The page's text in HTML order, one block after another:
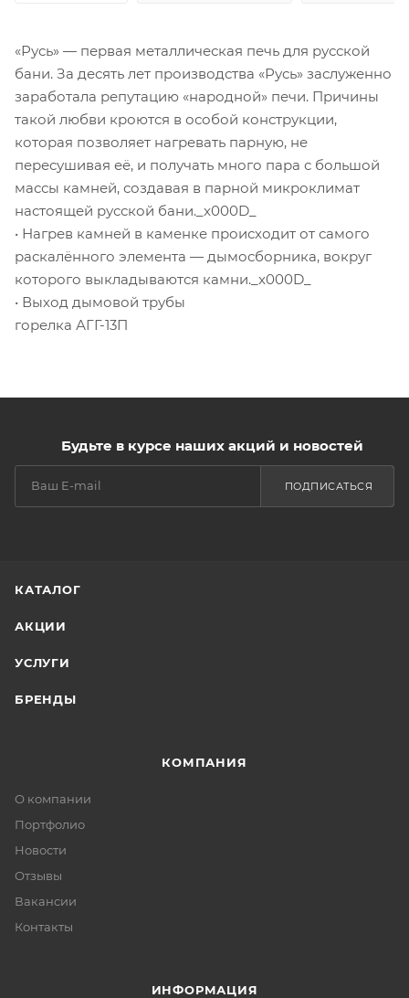
«Русь» — первая металлическая печь для русской
бани. За десять лет производства «Русь» заслуженно
заработала репутацию «народной» печи. Причины
такой любви кроются в особой конструкции,
которая позволяет нагревать парную, не
пересушивая её, и получать много пара с большой
массы камней, создавая в парной микроклимат
настоящей русской бани._x000D_
• Нагрев камней в каменке происходит от самого
раскалённого элемента — дымосборника, вокруг
которого выкладываются камни._x000D_
• Выход дымовой трубы
горелка АГГ-13П
Будьте в курсе наших акций и новостей
ПОДПИСАТЬСЯ
КАТАЛОГ
АКЦИИ
УСЛУГИ
БРЕНДЫ
КОМПАНИЯ
О компании
Портфолио
Новости
Отзывы
Вакансии
Контакты
ИНФОРМАЦИЯ